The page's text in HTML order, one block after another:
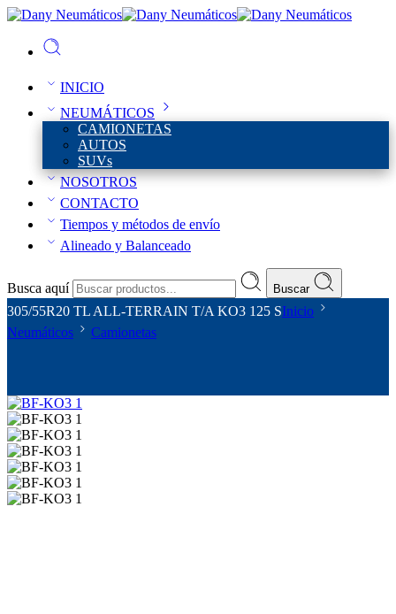
INICIO
NEUMÁTICOS
CAMIONETAS
AUTOS
SUVs
NOSOTROS
CONTACTO
Tiempos y métodos de envío
Alineado y Balanceado
Busca aquí Buscar
305/55R20 TL ALL-TERRAIN T/A KO3 125 SInicio
Neumáticos
Camionetas